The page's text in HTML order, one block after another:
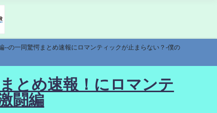
の一同驚愕まとめ速報にロマンティックが止まらない？-僕の
とめ速報！にロマンテ
闘編